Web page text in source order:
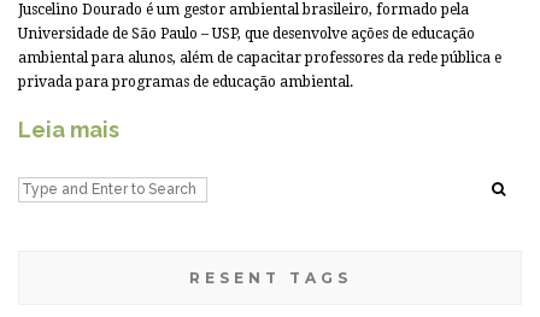
Juscelino Dourado é um gestor ambiental brasileiro, formado pela
Universidade de São Paulo – USP, que desenvolve ações de educação
ambiental para alunos, além de capacitar professores da rede pública e
privada para programas de educação ambiental.
Leia mais
RESENT TAGS